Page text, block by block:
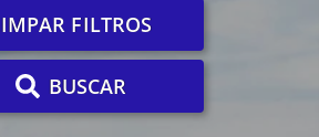
FILTROS
BUSCAR